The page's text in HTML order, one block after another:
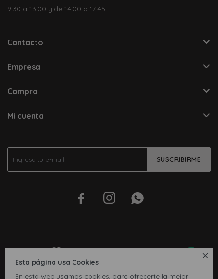

Esta página usa Cookies
En esta web usamos cookies, para ofrecerte la mejor
SUSCRIBIRME
  
9:30 a 13:00 y de 14:00 a 17:45.
Contacto
Empresa
Compra
Mi cuenta